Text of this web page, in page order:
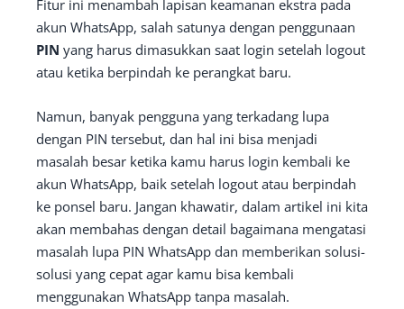
Fitur ini menambah lapisan keamanan ekstra pada
akun WhatsApp, salah satunya dengan penggunaan
PIN yang harus dimasukkan saat login setelah logout
atau ketika berpindah ke perangkat baru.
Namun, banyak pengguna yang terkadang lupa
dengan PIN tersebut, dan hal ini bisa menjadi
masalah besar ketika kamu harus login kembali ke
akun WhatsApp, baik setelah logout atau berpindah
ke ponsel baru. Jangan khawatir, dalam artikel ini kita
akan membahas dengan detail bagaimana mengatasi
masalah lupa PIN WhatsApp dan memberikan solusi-
solusi yang cepat agar kamu bisa kembali
menggunakan WhatsApp tanpa masalah.